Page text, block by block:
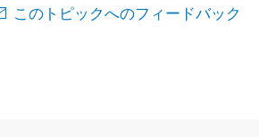
このトピックへのフィードバック